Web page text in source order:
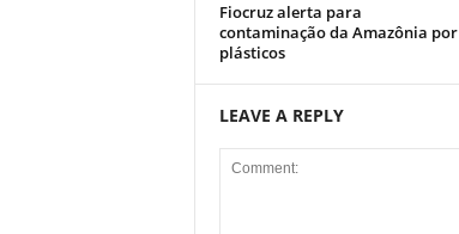
Fiocruz alerta para
contaminação da Amazônia por
plásticos
LEAVE A REPLY